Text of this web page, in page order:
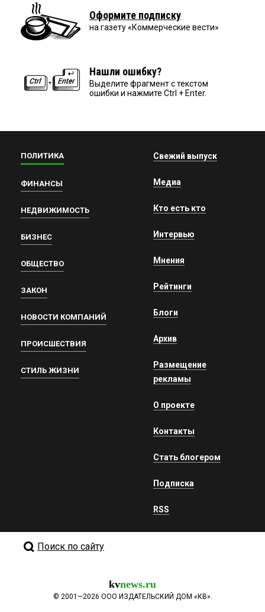
Оформите подписку
на газету «Коммерческие вести»
Нашли ошибку?
Выделите фрагмент с текстом
ошибки и нажмите Ctrl + Enter.
ПОЛИТИКА
ФИНАНСЫ
НЕДВИЖИМОСТЬ
БИЗНЕС
ОБЩЕСТВО
ЗАКОН
НОВОСТИ КОМПАНИЙ
ПРОИСШЕСТВИЯ
СТИЛЬ ЖИЗНИ
Свежий выпуск
Медиа
Кто есть кто
Интервью
Мнения
Рейтинги
Блоги
Архив
Размещение
рекламы
О проекте
Контакты
Стать блогером
Подписка
RSS
Поиск по сайту
kvnews.ru
© 2001—2026 ООО ИЗДАТЕЛЬСКИЙ ДОМ «КВ».